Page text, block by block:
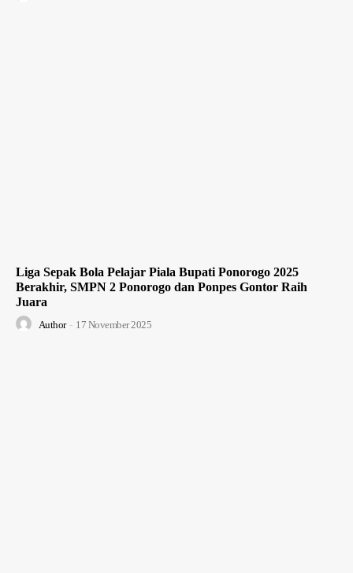
Liga Sepak Bola Pelajar Piala Bupati Ponorogo 2025
Berakhir, SMPN 2 Ponorogo dan Ponpes Gontor Raih
Juara
Author - 17 November 2025